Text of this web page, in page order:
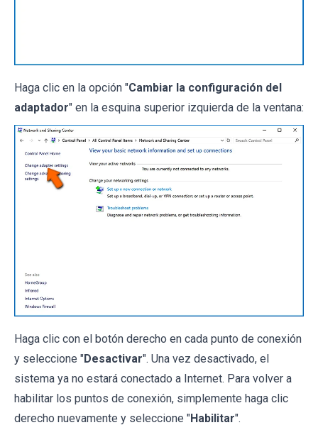
Haga clic en la opción "Cambiar la configuración del
adaptador" en la esquina superior izquierda de la ventana:
Haga clic con el botón derecho en cada punto de conexión
y seleccione "Desactivar". Una vez desactivado, el
sistema ya no estará conectado a Internet. Para volver a
habilitar los puntos de conexión, simplemente haga clic
derecho nuevamente y seleccione "Habilitar".